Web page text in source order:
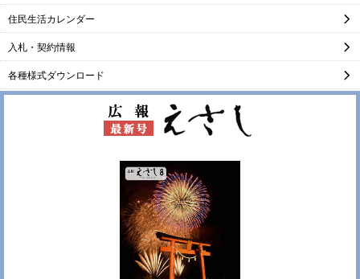
住民生活カレンダー
入札・契約情報
各種様式ダウンロード